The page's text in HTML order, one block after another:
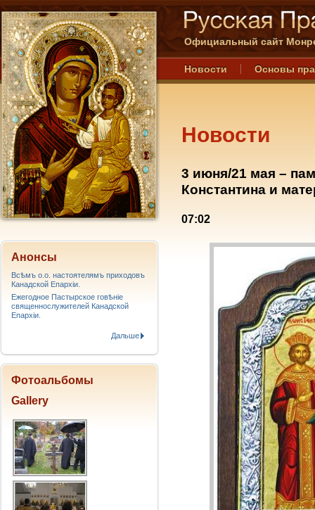
Официальный сайт
Новости Основы
Новости
3 июня/21 мая –
Константина и
07:02
Анонсы
Всѣмъ о.о. настоятелямъ приходовъ
Канадской Епархiи.
Ежегодное Пастырское говѣніе
священнослужителей Канадской
Епархіи.
Дальше
Фотоальбомы
Gallery